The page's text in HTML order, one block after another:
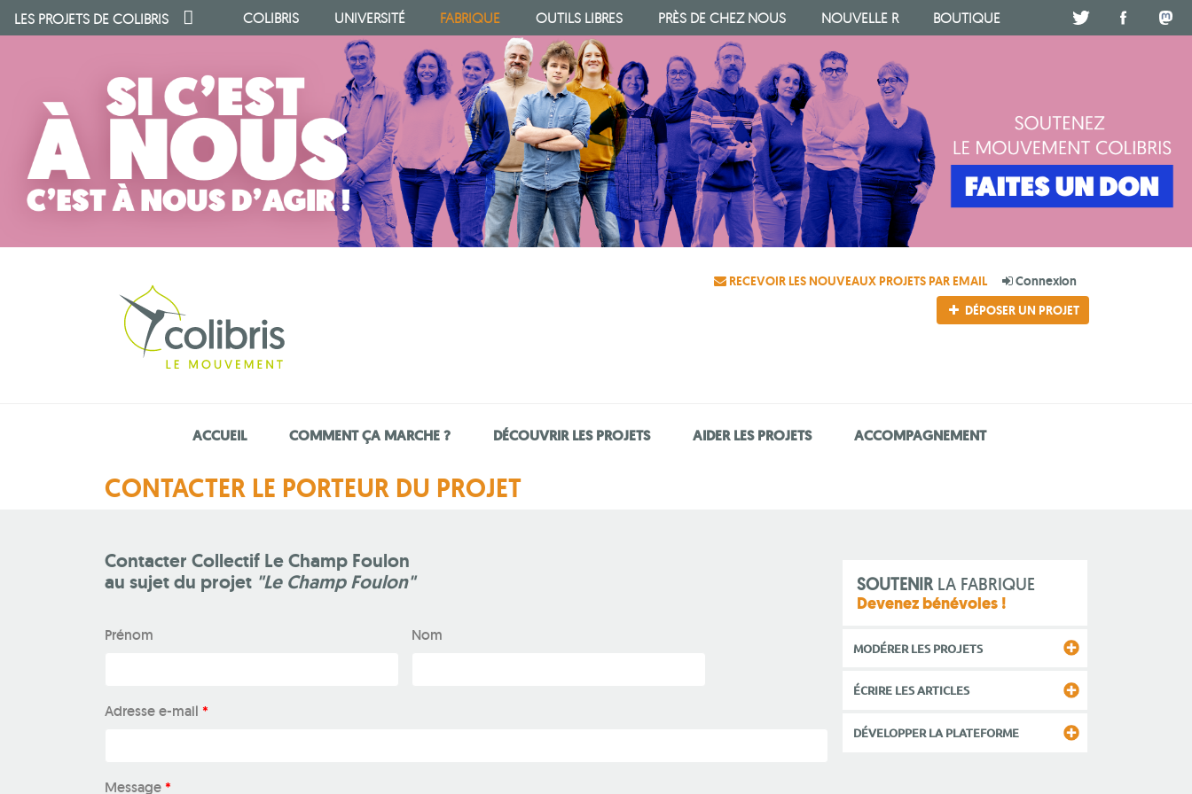
LES PROJETS DE COLIBRIS COLIBRIS UNIVERSITÉ FABRIQUE OUTILS LIBRES PRÈS DE CHEZ NOUS NOUVELLE R BOUTIQUE
RECEVOIR LES NOUVEAUX PROJETS PAR EMAIL
Connexion
DÉPOSER UN PROJET
ACCUEIL COMMENT ÇA MARCHE ? DÉCOUVRIR LES PROJETS AIDER LES PROJETS ACCOMPAGNEMENT
CONTACTER LE PORTEUR DU PROJET
Contacter Collectif Le Champ Foulon
au sujet du projet "Le Champ Foulon"
Prénom Nom
Adresse e-mail *
Message *
SOUTENIR LA FABRIQUE
Devenez bénévoles !
MODÉRER LES PROJETS
ÉCRIRE LES ARTICLES
DÉVELOPPER LA PLATEFORME